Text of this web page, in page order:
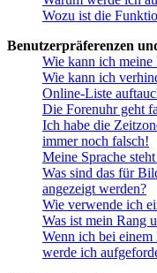
Wozu ist die
Benutzerpräferenzen
Wie kann ich meine
Wie kann ich
Online-Liste
Die Forenuhr geht
Ich habe die
immer noch falsch!
Meine Sprache
Was sind das für
angezeigt werden?
Wie verwende ich
Was ist mein Rang
Wenn ich bei
werde ich